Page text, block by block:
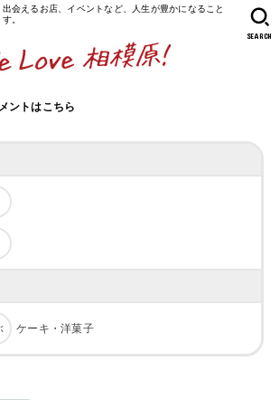
会えるお店、イベントなど、人生が豊かになること
。
ントはこちら
SEARCH
ケーキ・洋菓子